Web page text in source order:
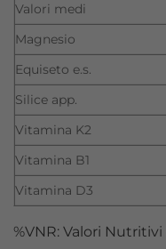
Valori medi
Magnesio
Equiseto e.s.
Silice app.
Vitamina K2
Vitamina B1
Vitamina D3
%VNR: Valori